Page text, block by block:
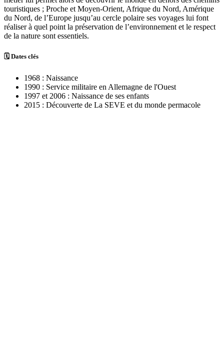
touristiques ; Proche et Moyen-Orient, Afrique du Nord, Amérique
du Nord, de l’Europe jusqu’au cercle polaire ses voyages lui font
réaliser à quel point la préservation de l’environnement et le respect
de la nature sont essentiels.
🗓 Dates clés
1968 : Naissance
1990 : Service militaire en Allemagne de l'Ouest
1997 et 2006 : Naissance de ses enfants
2015 : Découverte de La SEVE et du monde permacole